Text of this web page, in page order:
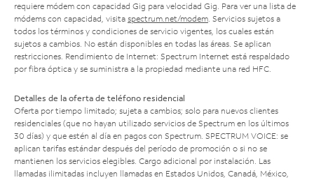
requiere módem con capacidad Gig para velocidad Gig. Para ver una lista de
módems con capacidad, visita spectrum.net/modem. Servicios sujetos a
todos los términos y condiciones de servicio vigentes, los cuales están
sujetos a cambios. No están disponibles en todas las áreas. Se aplican
restricciones. Rendimiento de Internet: Spectrum Internet está respaldado
por fibra óptica y se suministra a la propiedad mediante una red HFC.
Detalles de la oferta de teléfono residencial
Oferta por tiempo limitado; sujeta a cambios; solo para nuevos clientes
residenciales (que no hayan utilizado servicios de Spectrum en los últimos
30 días) y que estén al día en pagos con Spectrum. SPECTRUM VOICE: se
aplican tarifas estándar después del período de promoción o si no se
mantienen los servicios elegibles. Cargo adicional por instalación. Las
llamadas ilimitadas incluyen llamadas en Estados Unidos, Canadá, México,